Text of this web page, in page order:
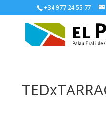
+34 977 24 55 77